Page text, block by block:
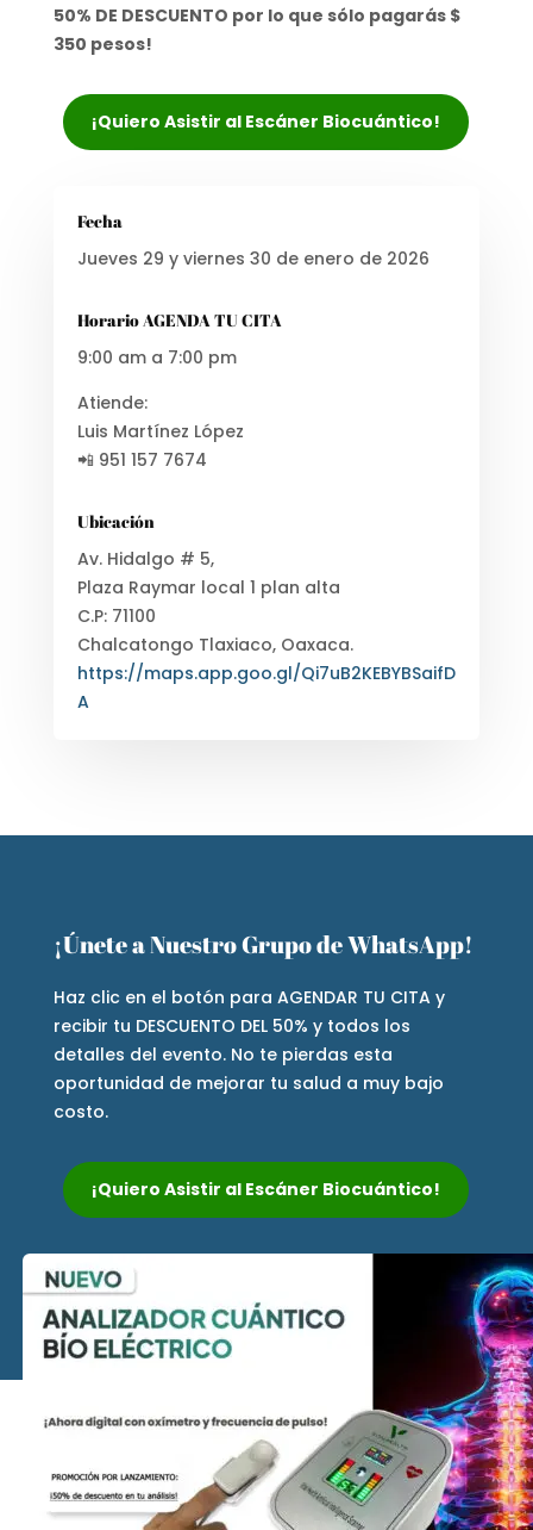
50% DE DESCUENTO por lo que sólo pagarás $
350 pesos!
¡Quiero Asistir al Escáner Biocuántico!
Fecha
Jueves 29 y viernes 30 de enero de 2026
Horario AGENDA TU CITA
9:00 am a 7:00 pm
Atiende:
Luis Martínez López
📲 951 157 7674
Ubicación
Av. Hidalgo # 5,
Plaza Raymar local 1 plan alta
C.P: 71100
Chalcatongo Tlaxiaco, Oaxaca.
https://maps.app.goo.gl/Qi7uB2KEBYBSaifD
A
¡Únete a Nuestro Grupo de WhatsApp!
Haz clic en el botón para AGENDAR TU CITA y
recibir tu DESCUENTO DEL 50% y todos los
detalles del evento. No te pierdas esta
oportunidad de mejorar tu salud a muy bajo
costo.
¡Quiero Asistir al Escáner Biocuántico!